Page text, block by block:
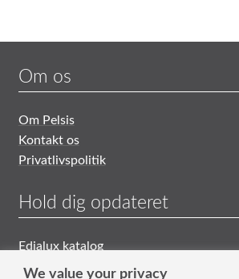
We value your privacy
Om os
Om Pelsis
Kontakt os
Privatlivspolitik
Hold dig opdateret
Edialux katalog
Generelle Salgs- og Leveringsbetingelser